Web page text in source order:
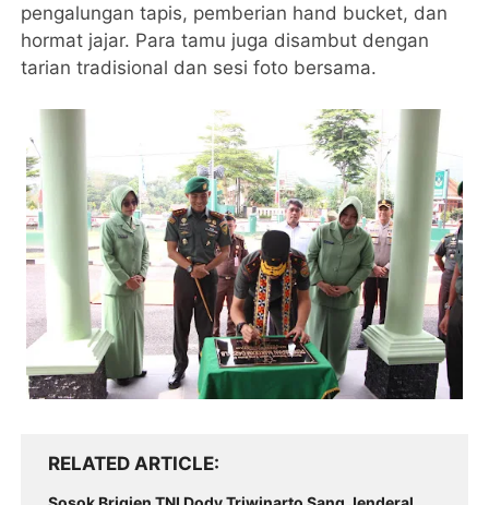
pengalungan tapis, pemberian hand bucket, dan
hormat jajar. Para tamu juga disambut dengan
tarian tradisional dan sesi foto bersama.
RELATED ARTICLE